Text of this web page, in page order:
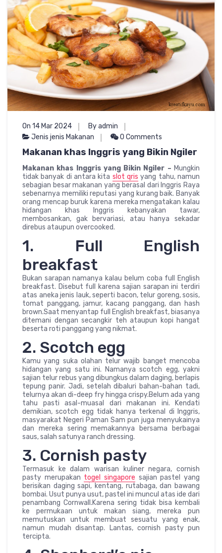
On 14 Mar 2024
By admin
Jenis jenis Makanan
0 Comments
Makanan khas Inggris yang Bikin Ngiler
Makanan khas Inggris yang Bikin Ngiler – Mungkin
tidak banyak di antara kita slot qris yang tahu, namun
sebagian besar makanan yang berasal dari Inggris Raya
sebenarnya memiliki reputasi yang kurang baik. Banyak
orang mencap buruk karena mereka mengatakan kalau
hidangan khas Inggris kebanyakan tawar,
membosankan, gak bervariasi, atau hanya sekadar
direbus ataupun overcooked.
1. Full English
breakfast
Bukan sarapan namanya kalau belum coba full English
breakfast. Disebut full karena sajian sarapan ini terdiri
atas aneka jenis lauk, seperti bacon, telur goreng, sosis,
tomat panggang, jamur, kacang panggang, dan hash
brown.Saat menyantap full English breakfast, biasanya
ditemani dengan secangkir teh ataupun kopi hangat
beserta roti panggang yang nikmat.
2. Scotch egg
Kamu yang suka olahan telur wajib banget mencoba
hidangan yang satu ini. Namanya scotch egg, yakni
sajian telur rebus yang dibungkus dalam daging, berlapis
tepung panir. Jadi, setelah dibaluri bahan-bahan tadi,
telurnya akan di-deep fry hingga crispy.Belum ada yang
tahu pasti asal-muasal dari makanan ini. Kendati
demikian, scotch egg tidak hanya terkenal di Inggris,
masyarakat Negeri Paman Sam pun juga menyukainya
dan mereka sering memakannya bersama berbagai
saus, salah satunya ranch dressing.
3. Cornish pasty
Termasuk ke dalam warisan kuliner negara, cornish
pasty merupakan togel singapore sajian pastel yang
berisikan daging sapi, kentang, rutabaga, dan bawang
bombai. Usut punya usut, pastel ini muncul atas ide dari
penambang Cornwall.Karena sering tidak bisa kembali
ke permukaan untuk makan siang, mereka pun
memutuskan untuk membuat sesuatu yang enak,
namun mudah disantap. Lantas, cornish pasty pun
tercipta.